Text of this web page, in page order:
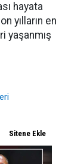
hayata
yılların en
yaşanmış